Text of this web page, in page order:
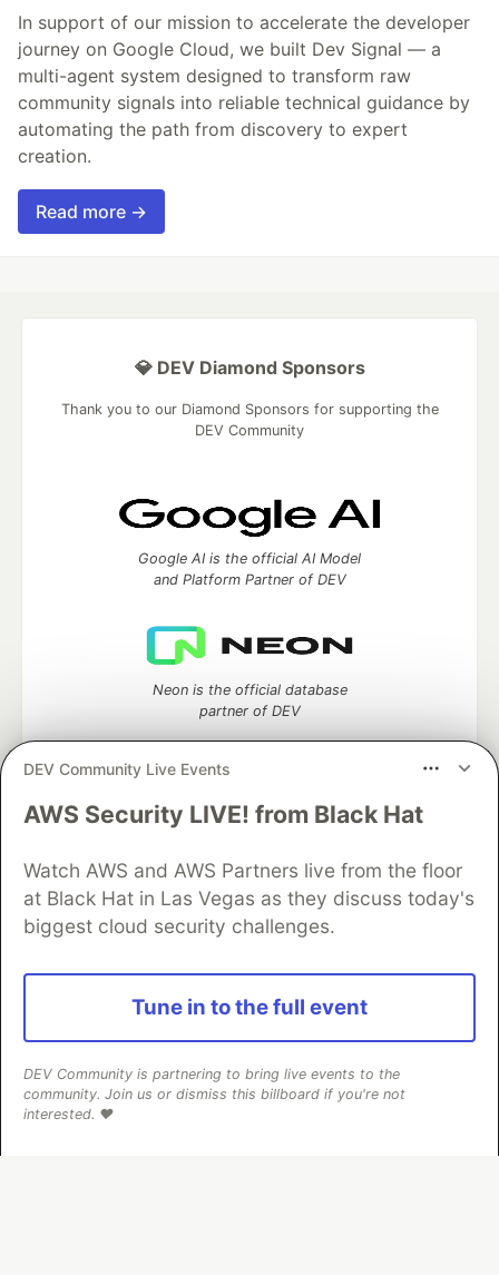
In support of our mission to accelerate the developer
journey on Google Cloud, we built Dev Signal — a
multi-agent system designed to transform raw
community signals into reliable technical guidance by
automating the path from discovery to expert
creation.
Read more →
DEV Community Live Events
AWS Security LIVE! from Black Hat
Watch AWS and AWS Partners live from the floor
at Black Hat in Las Vegas as they discuss today's
biggest cloud security challenges.
Tune in to the full event
DEV Community is partnering to bring live events to the
community. Join us or dismiss this billboard if you're not
interested. ❤️
💎 DEV Diamond Sponsors
Thank you to our Diamond Sponsors for supporting the
DEV Community
Google AI is the official AI Model
and Platform Partner of DEV
Neon is the official database
partner of DEV
Algolia is the official search partner
development and manage your software career
DEV Challenges DEV++
DEV Education Tracks
DEV Help
Advertise on DEV
Organization Accounts
DEV Showcase About
Contact
Free Postgres Database
DEV Shop
Code of Conduct
Privacy Policy
Terms of Use
Built onForem